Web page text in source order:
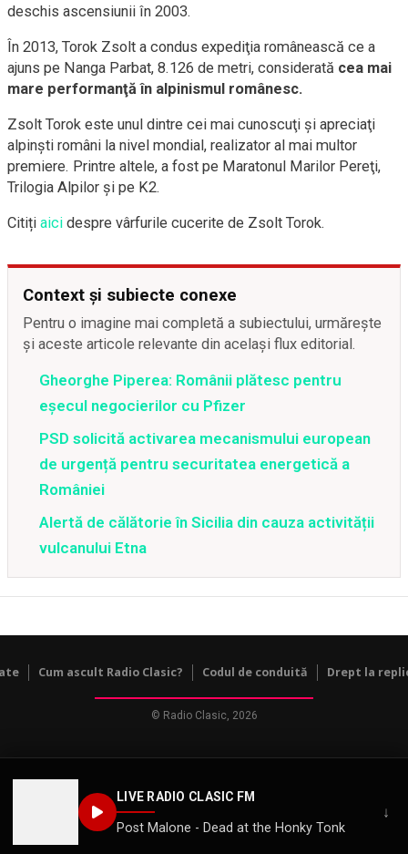
LIVE RADIO CLASIC FM
Post Malone - Dead at the Honky Tonk
↓
deschis ascensiunii în 2003.
În 2013, Torok Zsolt a condus expediţia românească ce a
ajuns pe Nanga Parbat, 8.126 de metri, considerată cea mai
mare performanţă în alpinismul românesc.
Zsolt Torok este unul dintre cei mai cunoscuţi şi apreciaţi
alpinşti români la nivel mondial, realizator al mai multor
premiere. Printre altele, a fost pe Maratonul Marilor Pereţi,
Trilogia Alpilor şi pe K2.
Citiți aici despre vârfurile cucerite de Zsolt Torok.
Context și subiecte conexe
Pentru o imagine mai completă a subiectului, urmărește
și aceste articole relevante din același flux editorial.
Gheorghe Piperea: Românii plătesc pentru
eșecul negocierilor cu Pfizer
PSD solicită activarea mecanismului european
de urgență pentru securitatea energetică a
României
Alertă de călătorie în Sicilia din cauza activității
vulcanului Etna
Cum ascult Radio Clasic? Codul de conduită Drept la
© Radio Clasic, 2026